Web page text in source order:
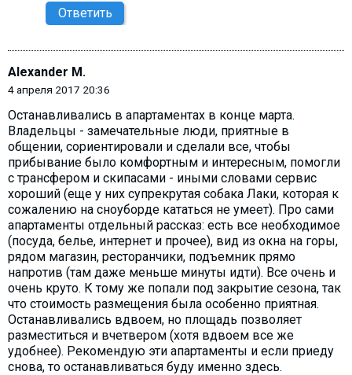
Ответить
Alexander M.
4 апреля 2017 20:36
Останавливались в апартаментах в конце марта.
Владельцы - замечательные люди, приятные в
общении, сориентировали и сделали все, чтобы
прибывание было комфортным и интересным, помогли
с трансфером и скипасами - иными словами сервис
хороший (еще у них супрекрутая собака Лаки, которая к
сожалению на сноуборде кататься не умеет). Про сами
апартаменты отдельный рассказ: есть все необходимое
(посуда, белье, интернет и прочее), вид из окна на горы,
рядом магазин, ресторанчики, подъемник прямо
напротив (там даже меньше минуты идти). Все очень и
очень круто. К тому же попали под закрытие сезона, так
что стоимость размещения была особенно приятная.
Останавливались вдвоем, но площадь позволяет
разместиться и вчетвером (хотя вдвоем все же
удобнее). Рекомендую эти апартаменты и если приеду
снова, то останавливаться буду именно здесь.